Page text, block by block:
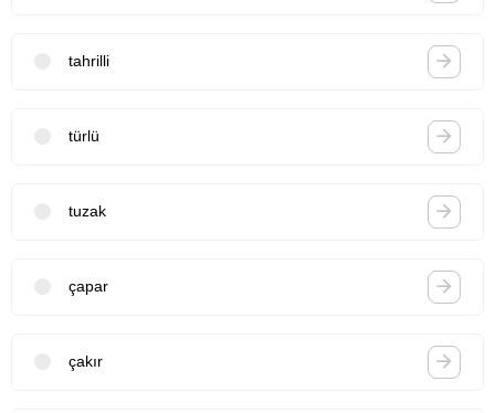
tahrilli
türlü
tuzak
çapar
çakır